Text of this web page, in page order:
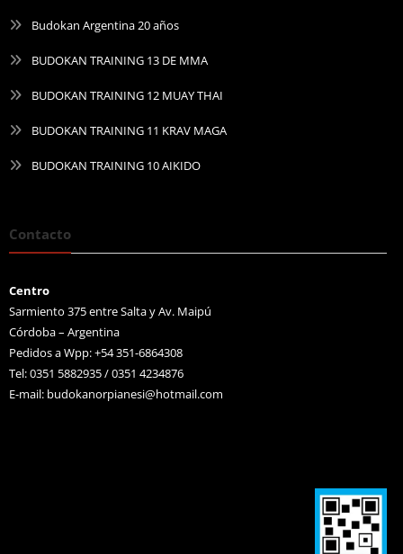
Budokan Argentina 20 años
BUDOKAN TRAINING 13 DE MMA
BUDOKAN TRAINING 12 MUAY THAI
BUDOKAN TRAINING 11 KRAV MAGA
BUDOKAN TRAINING 10 AIKIDO
Contacto
Centro
Sarmiento 375 entre Salta y Av. Maipú
Córdoba – Argentina
Pedidos a Wpp: +54 351-6864308
Tel: 0351 5882935 / 0351 4234876
E-mail: budokanorpianesi@hotmail.com